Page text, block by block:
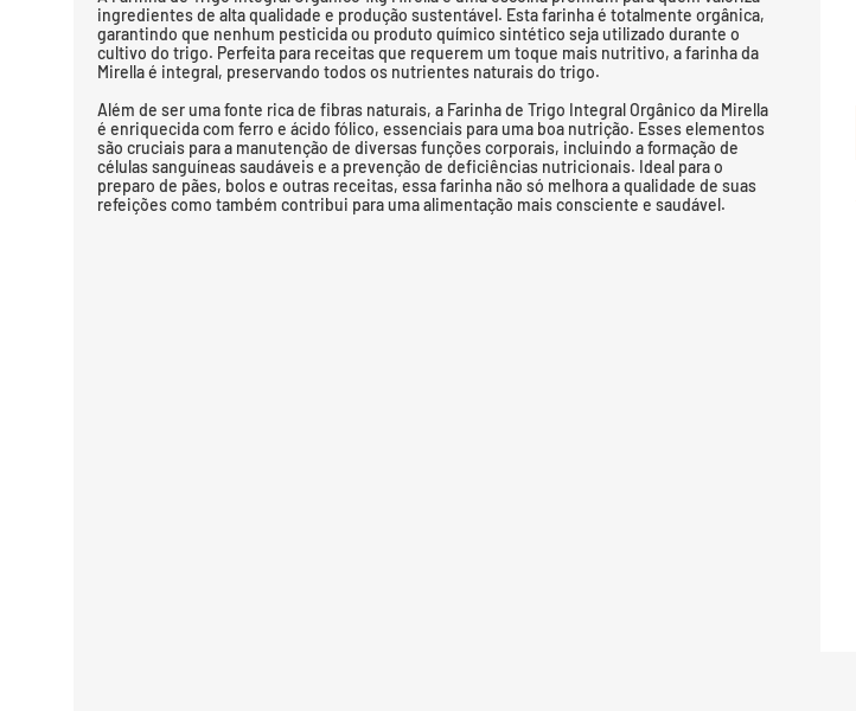
ingredientes de alta qualidade e produção sustentável. Esta farinha é totalmente orgânica,
garantindo que nenhum pesticida ou produto químico sintético seja utilizado durante o
cultivo do trigo. Perfeita para receitas que requerem um toque mais nutritivo, a farinha da
Mirella é integral, preservando todos os nutrientes naturais do trigo.
Além de ser uma fonte rica de fibras naturais, a Farinha de Trigo Integral Orgânico da Mirella
é enriquecida com ferro e ácido fólico, essenciais para uma boa nutrição. Esses elementos
são cruciais para a manutenção de diversas funções corporais, incluindo a formação de
células sanguíneas saudáveis e a prevenção de deficiências nutricionais. Ideal para o
preparo de pães, bolos e outras receitas, essa farinha não só melhora a qualidade de suas
refeições como também contribui para uma alimentação mais consciente e saudável.